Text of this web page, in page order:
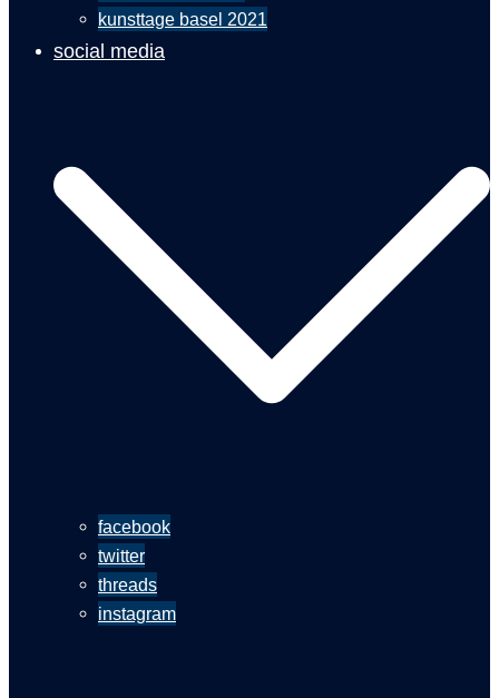
kunsttage basel 2021
social media
facebook
twitter
threads
instagram